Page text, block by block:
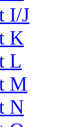
I/J
K
L
M
N